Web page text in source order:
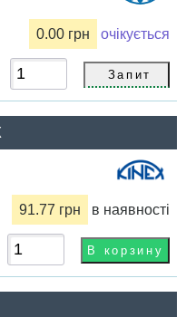
0.00 грн очікується
91.77 грн в наявності